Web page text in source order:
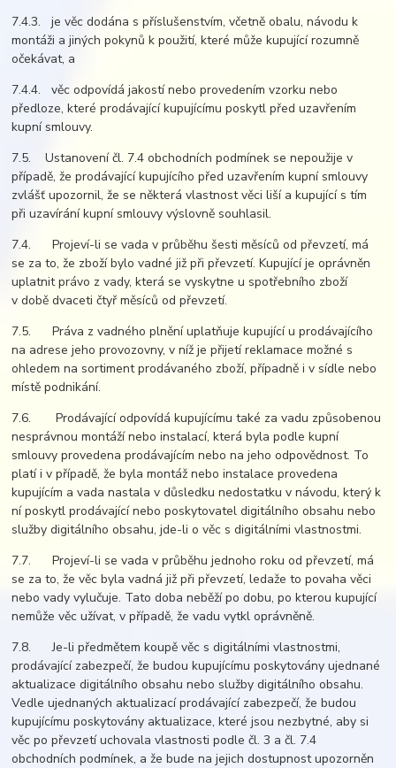
7.4.3. je věc dodána s příslušenstvím, včetně obalu, návodu k
montáži a jiných pokynů k použití, které může kupující rozumně
očekávat, a
7.4.4. věc odpovídá jakostí nebo provedením vzorku nebo
předloze, které prodávající kupujícímu poskytl před uzavřením
kupní smlouvy.
7.5. Ustanovení čl. 7.4 obchodních podmínek se nepoužije v
případě, že prodávající kupujícího před uzavřením kupní smlouvy
zvlášť upozornil, že se některá vlastnost věci liší a kupující s tím
při uzavírání kupní smlouvy výslovně souhlasil.
7.4. Projeví-li se vada v průběhu šesti měsíců od převzetí, má
se za to, že zboží bylo vadné již při převzetí. Kupující je oprávněn
uplatnit právo z vady, která se vyskytne u spotřebního zboží
v době dvaceti čtyř měsíců od převzetí.
7.5. Práva z vadného plnění uplatňuje kupující u prodávajícího
na adrese jeho provozovny, v níž je přijetí reklamace možné s
ohledem na sortiment prodávaného zboží, případně i v sídle nebo
místě podnikání.
7.6. Prodávající odpovídá kupujícímu také za vadu způsobenou
nesprávnou montáží nebo instalací, která byla podle kupní
smlouvy provedena prodávajícím nebo na jeho odpovědnost. To
platí i v případě, že byla montáž nebo instalace provedena
kupujícím a vada nastala v důsledku nedostatku v návodu, který k
ní poskytl prodávající nebo poskytovatel digitálního obsahu nebo
služby digitálního obsahu, jde-li o věc s digitálními vlastnostmi.
7.7. Projeví-li se vada v průběhu jednoho roku od převzetí, má
se za to, že věc byla vadná již při převzetí, ledaže to povaha věci
nebo vady vylučuje. Tato doba neběží po dobu, po kterou kupující
nemůže věc užívat, v případě, že vadu vytkl oprávněně.
7.8. Je-li předmětem koupě věc s digitálními vlastnostmi,
prodávající zabezpečí, že budou kupujícímu poskytovány ujednané
aktualizace digitálního obsahu nebo služby digitálního obsahu.
Vedle ujednaných aktualizací prodávající zabezpečí, že budou
kupujícímu poskytovány aktualizace, které jsou nezbytné, aby si
věc po převzetí uchovala vlastnosti podle čl. 3 a čl. 7.4
obchodních podmínek, a že bude na jejich dostupnost upozorněn